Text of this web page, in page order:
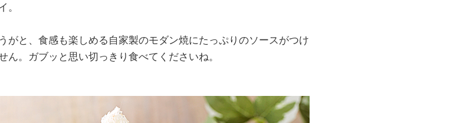
がと、食感も楽しめる自家製のモダン焼にたっぷりのソースがつけ
。ガブッと思い切っきり食べてくださいね。